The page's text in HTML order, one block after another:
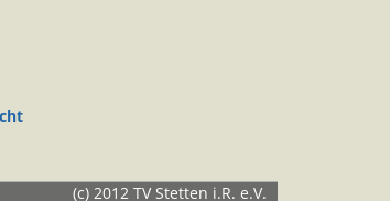
(c) 2012 TV Stetten i.R. e.V.